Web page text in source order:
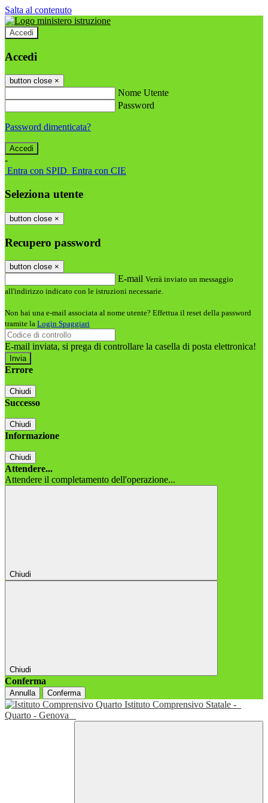
Salta al contenuto
Accedi
Accedi
button close ×
Nome Utente
Password
Password dimenticata?
-
Entra con SPID Entra con CIE
Seleziona utente
button close ×
Recupero password
button close ×
E-mail Verrà inviato un messaggio
all'indirizzo indicato con le istruzioni necessarie.
Non hai una e-mail associata al nome utente? Effettua il reset della password
tramite la Login Spaggiari
E-mail inviata, si prega di controllare la casella di posta elettronica!
Errore
Chiudi
Successo
Chiudi
Informazione
Chiudi
Attendere...
Attendere il completamento dell'operazione...
Chiudi
Chiudi
Conferma
Annulla Conferma
Istituto Comprensivo Statale -
Quarto - Genova